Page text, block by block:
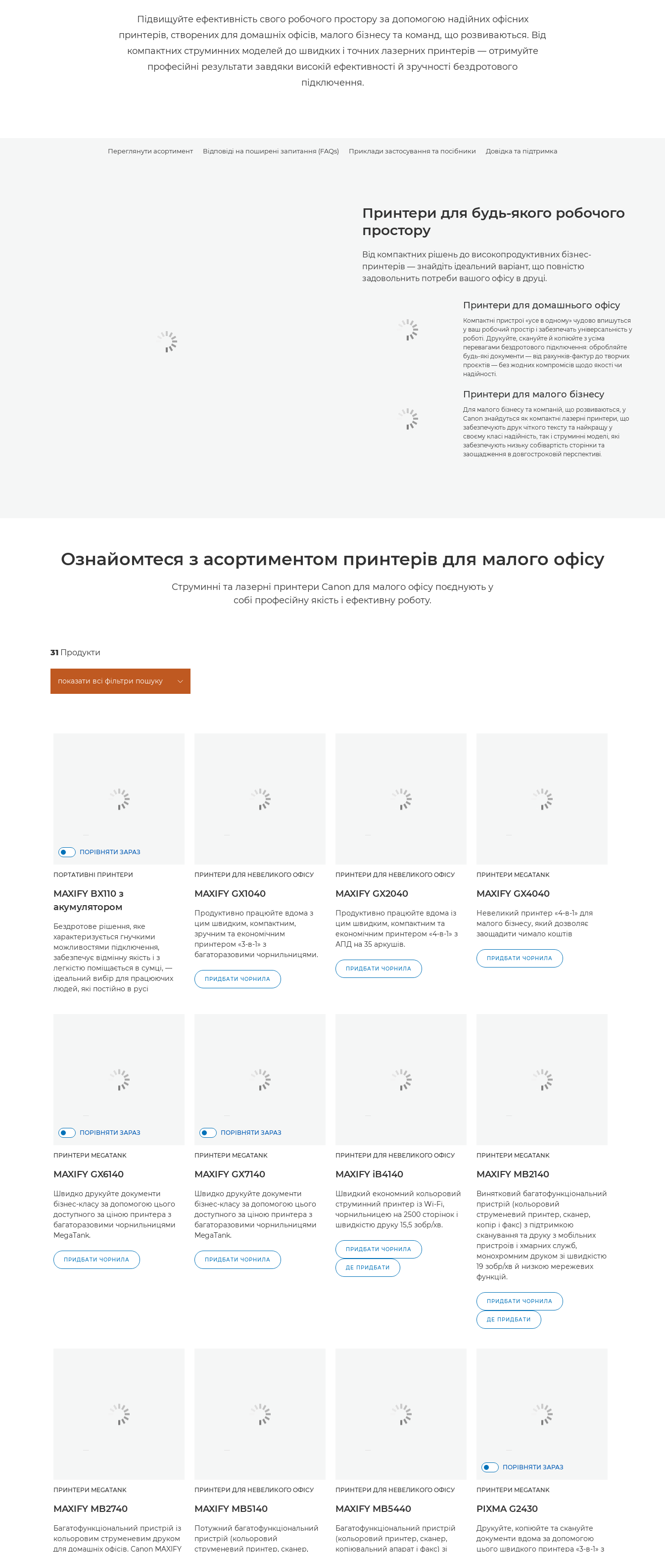
Підвищуйте ефективність свого робочого простору за допомогою надійних офісних
принтерів, створених для домашніх офісів, малого бізнесу та команд, що розвиваються. Від
компактних струминних моделей до швидких і точних лазерних принтерів — отримуйте
професійні результати завдяки високій ефективності й зручності бездротового
підключення.
Переглянути асортимент Відповіді на поширені запитання (FAQs) Приклади застосування та посібники Довідка та підтримка
Принтери для будь-якого робочого
простору
Від компактних рішень до високопродуктивних бізнес-
принтерів — знайдіть ідеальний варіант, що повністю
задовольнить потреби вашого офісу в друці.
Принтери для домашнього офісу
Компактні пристрої «усе в одному» чудово впишуться
у ваш робочий простір і забезпечать універсальність у
роботі. Друкуйте, скануйте й копіюйте з усіма
перевагами бездротового підключення: обробляйте
будь-які документи — від рахунків-фактур до творчих
проєктів — без жодних компромісів щодо якості чи
надійності.
Принтери для малого бізнесу
Для малого бізнесу та компаній, що розвиваються, у
Canon знайдуться як компактні лазерні принтери, що
забезпечують друк чіткого тексту та найкращу у
своєму класі надійність, так і струминні моделі, які
забезпечують низьку собівартість сторінки та
заощадження в довгостроковій перспективі.
Ознайомтеся з асортиментом принтерів для малого офісу
Струминні та лазерні принтери Canon для малого офісу поєднують у
собі професійну якість і ефективну роботу.
31 Продукти
показати всі фільтри пошуку
ПОРІВНЯТИ ЗАРАЗ
ПОРТАТИВНІ ПРИНТЕРИ
MAXIFY BX110 з
акумулятором
Бездротове рішення, яке
характеризується гнучкими
можливостями підключення,
забезпечує відмінну якість і з
легкістю поміщається в сумці, —
ідеальний вибір для працюючих
людей, які постійно в русі
ПРИНТЕРИ ДЛЯ НЕВЕЛИКОГО ОФІСУ
MAXIFY GX1040
Продуктивно працюйте вдома з
цим швидким, компактним,
зручним та економічним
принтером «3-в-1» з
багаторазовими чорнильницями.
ПРИДБАТИ ЧОРНИЛА
ПРИНТЕРИ ДЛЯ НЕВЕЛИКОГО ОФІСУ
MAXIFY GX2040
Продуктивно працюйте вдома із
цим швидким, компактним та
економічним принтером «4-в-1» з
АПД на 35 аркушів.
ПРИДБАТИ ЧОРНИЛА
ПРИНТЕРИ MEGATANK
MAXIFY GX4040
Невеликий принтер «4-в-1» для
малого бізнесу, який дозволяє
заощадити чимало коштів
ПРИДБАТИ ЧОРНИЛА
ПОРІВНЯТИ ЗАРАЗ
ПРИНТЕРИ MEGATANK
MAXIFY GX6140
Швидко друкуйте документи
бізнес-класу за допомогою цього
доступного за ціною принтера з
багаторазовими чорнильницями
MegaTank.
ПРИДБАТИ ЧОРНИЛА
ПОРІВНЯТИ ЗАРАЗ
ПРИНТЕРИ MEGATANK
MAXIFY GX7140
Швидко друкуйте документи
бізнес-класу за допомогою цього
доступного за ціною принтера з
багаторазовими чорнильницями
MegaTank.
ПРИДБАТИ ЧОРНИЛА
ПРИНТЕРИ ДЛЯ НЕВЕЛИКОГО ОФІСУ
MAXIFY iB4140
Швидкий економний кольоровий
струминний принтер із Wi-Fi,
чорнильницею на 2500 сторінок і
швидкістю друку 15,5 зобр/хв.
ПРИДБАТИ ЧОРНИЛА
ДЕ ПРИДБАТИ
ПРИНТЕРИ MEGATANK
MAXIFY MB2140
Винятковий багатофункціональний
пристрій (кольоровий
струменевий принтер, сканер,
копір і факс) з підтримкою
сканування та друку з мобільних
пристроїв і хмарних служб,
монохромним друком зі швидкістю
19 зобр/хв й низкою мережевих
функцій.
ПРИДБАТИ ЧОРНИЛА
ДЕ ПРИДБАТИ
ПРИНТЕРИ MEGATANK
MAXIFY MB2740
Багатофункціональний пристрій із
кольоровим струменевим друком
для домашніх офісів. Canon MAXIFY
ПРИНТЕРИ ДЛЯ НЕВЕЛИКОГО ОФІСУ
MAXIFY MB5140
Потужний багатофункціональний
пристрій (кольоровий
струменевий принтер, сканер,
ПРИНТЕРИ ДЛЯ НЕВЕЛИКОГО ОФІСУ
MAXIFY MB5440
Багатофункціональний пристрій
(кольоровий принтер, сканер,
копіювальний апарат і факс) зі
ПОРІВНЯТИ ЗАРАЗ
ПРИНТЕРИ MEGATANK
PIXMA G2430
Друкуйте, копіюйте та скануйте
документи вдома за допомогою
цього швидкого принтера «3-в-1» з